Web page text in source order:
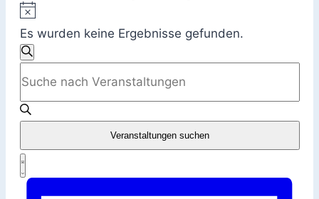
Hinweis
Es wurden keine Ergebnisse gefunden.
Veranstaltungen
Suche
und
Ansichten,
Navigation
Suche
Schlüsselwort
eingeben.
nach
Veranstaltungen
Schlüsselwort.
Veranstaltungen suchen
Veranstaltung
Ansichten-
Liste